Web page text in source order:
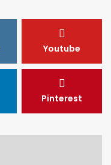
Youtube
Pinterest